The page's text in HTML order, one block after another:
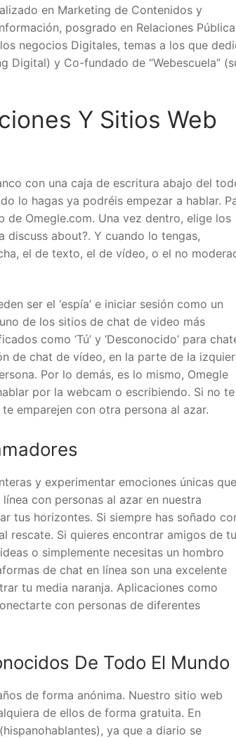
en Marketing de Contenidos y
posgrado en Relaciones
negocios Digitales, temas a los que
Digital) y Co-fundado de “Webescuela”
Y Sitios Web
con una caja de escritura abajo del
lo hagas ya podréis empezar a hablar.
de Omegle.com. Una vez dentro, elige los
discuss about?. Y cuando lo tengas,
el de texto, el de vídeo, o el no
ser el ‘espía’ e iniciar sesión como un
de los sitios de chat de video más
como ‘Tú’ y ‘Desconocido’ para
de chat de vídeo, en la parte de la
Por lo demás, es lo mismo, Omegle
por la webcam o escribiendo. Si no te
emparejen con otra persona al azar.
y experimentar emociones únicas que
con personas al azar en nuestra
tus horizontes. Si siempre has soñado
rescate. Si quieres encontrar amigos de tu
o simplemente necesitas un hombro
de chat en línea son una excelente
tu media naranja. Aplicaciones como
con personas de diferentes
De Todo El Mundo
de forma anónima. Nuestro sitio web
de ellos de forma gratuita. En
ya que a diario se